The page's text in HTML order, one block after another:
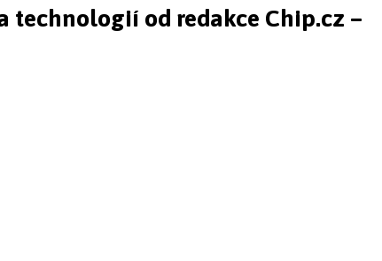
technologií od redakce Chip.cz –